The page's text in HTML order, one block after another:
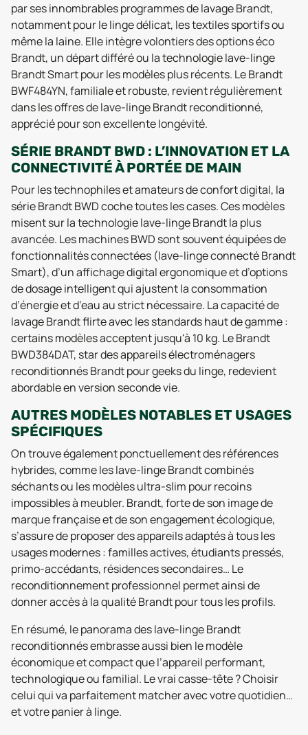
par ses innombrables programmes de lavage Brandt,
notamment pour le linge délicat, les textiles sportifs ou
même la laine. Elle intègre volontiers des options éco
Brandt, un départ différé ou la technologie lave-linge
Brandt Smart pour les modèles plus récents. Le Brandt
BWF484YN, familiale et robuste, revient régulièrement
dans les offres de lave-linge Brandt reconditionné,
apprécié pour son excellente longévité.
SÉRIE BRANDT BWD : L’INNOVATION ET LA
CONNECTIVITÉ À PORTÉE DE MAIN
Pour les technophiles et amateurs de confort digital, la
série Brandt BWD coche toutes les cases. Ces modèles
misent sur la technologie lave-linge Brandt la plus
avancée. Les machines BWD sont souvent équipées de
fonctionnalités connectées (lave-linge connecté Brandt
Smart), d’un affichage digital ergonomique et d’options
de dosage intelligent qui ajustent la consommation
d’énergie et d’eau au strict nécessaire. La capacité de
lavage Brandt flirte avec les standards haut de gamme :
certains modèles acceptent jusqu'à 10 kg. Le Brandt
BWD384DAT, star des appareils électroménagers
reconditionnés Brandt pour geeks du linge, redevient
abordable en version seconde vie.
AUTRES MODÈLES NOTABLES ET USAGES
SPÉCIFIQUES
On trouve également ponctuellement des références
hybrides, comme les lave-linge Brandt combinés
séchants ou les modèles ultra-slim pour recoins
impossibles à meubler. Brandt, forte de son image de
marque française et de son engagement écologique,
s’assure de proposer des appareils adaptés à tous les
usages modernes : familles actives, étudiants pressés,
primo-accédants, résidences secondaires… Le
reconditionnement professionnel permet ainsi de
donner accès à la qualité Brandt pour tous les profils.
En résumé, le panorama des lave-linge Brandt
reconditionnés embrasse aussi bien le modèle
économique et compact que l’appareil performant,
technologique ou familial. Le vrai casse-tête ? Choisir
celui qui va parfaitement matcher avec votre quotidien…
et votre panier à linge.